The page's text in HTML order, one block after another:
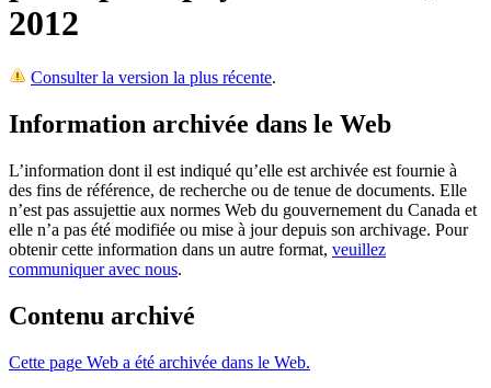
2012
Consulter la version la plus récente.
Information archivée dans le Web
L’information dont il est indiqué qu’elle est archivée est fournie à
des fins de référence, de recherche ou de tenue de documents. Elle
n’est pas assujettie aux normes Web du gouvernement du Canada et
elle n’a pas été modifiée ou mise à jour depuis son archivage. Pour
obtenir cette information dans un autre format, veuillez
communiquer avec nous.
Contenu archivé
Cette page Web a été archivée dans le Web.